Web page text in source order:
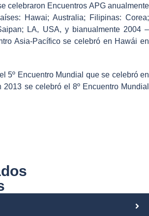
celebraron Encuentros APG anualmente
Hawai; Australia; Filipinas: Corea;
LA, USA, y bianualmente 2004 –
Asia-Pacífico se celebró en Hawái en
5º Encuentro Mundial que se celebró en
se celebró el 8º Encuentro Mundial